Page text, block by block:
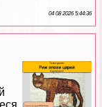
04 08 2026 5:44:36